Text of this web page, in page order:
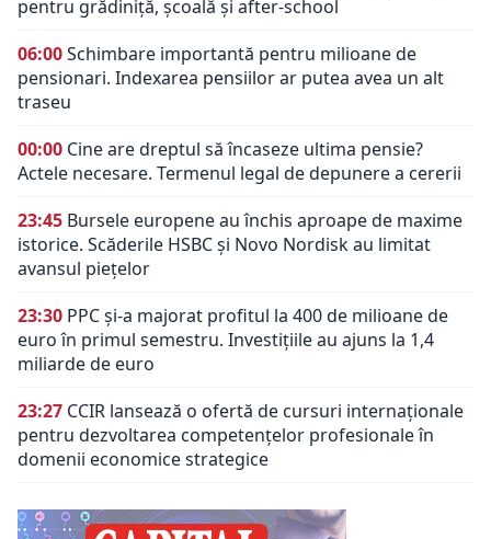
pentru grădiniță, școală și after-school
06:00Schimbare importantă pentru milioane de
pensionari. Indexarea pensiilor ar putea avea un alt
traseu
00:00 Cine are dreptul să încaseze ultima pensie?
Actele necesare. Termenul legal de depunere a cererii
23:45 Bursele europene au închis aproape de maxime
istorice. Scăderile HSBC și Novo Nordisk au limitat
avansul piețelor
23:30 PPC și-a majorat profitul la 400 de milioane de
euro în primul semestru. Investițiile au ajuns la 1,4
miliarde de euro
23:27 CCIR lansează o ofertă de cursuri internaționale
pentru dezvoltarea competențelor profesionale în
domenii economice strategice